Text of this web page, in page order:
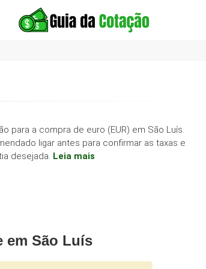
para a compra de euro (EUR) em São Luís.
ligar antes para confirmar as taxas e
desejada. Leia mais
em São Luís